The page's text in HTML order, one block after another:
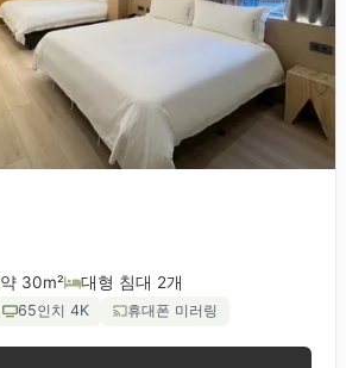
약 30m² 대형 침대 2개
65인치 4K 휴대폰 미러링